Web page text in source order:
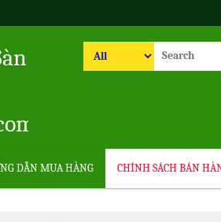
for:
DẪN MUA HÀNG CHÍNH SÁCH BÁN